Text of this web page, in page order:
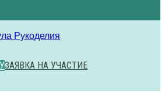
ЗАЯВКА НА УЧАСТИЕ